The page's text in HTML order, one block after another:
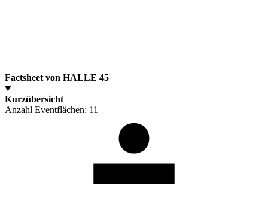
Factsheet von HALLE 45
Kurzübersicht
Anzahl Eventflächen: 11